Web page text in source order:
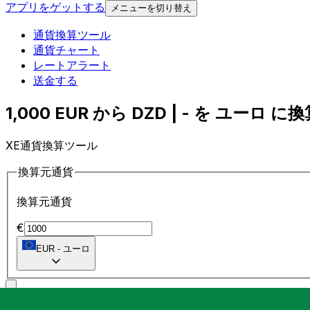
アプリをゲットする メニューを切り替え
通貨換算ツール
通貨チャート
レートアラート
送金する
1,000 EUR から DZD | - を ユーロ に換
XE通貨換算ツール
換算元通貨
換算元通貨
€
EUR - ユーロ